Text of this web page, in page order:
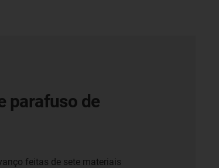
parafuso de
feitas de sete materiais